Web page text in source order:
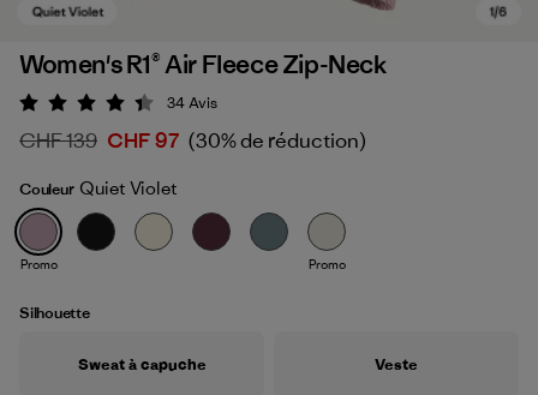
Women's R1® Air Fleece Zip-Neck
Évaluation: 4.4 / 5
34Avis
CHF 139 CHF 97 (30% de réduction)
Couleur Quiet Violet
Promo Promo
Silhouette
Sweat à capuche Veste